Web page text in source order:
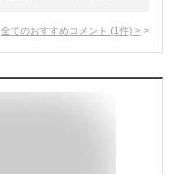
全てのおすすめコメント (1 件) >